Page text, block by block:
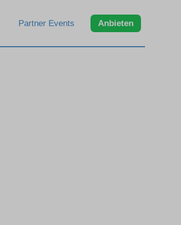
Partner Events Anbieten